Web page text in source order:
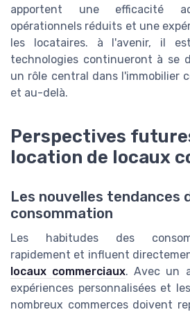
apportent une efficacité
opérationnels réduits et une
les locataires. à l'avenir, il
technologies continueront à se
un rôle central dans l'immobilier
et au-delà.
Perspectives
location de locaux
Les nouvelles tendances
consommation
Les habitudes des
rapidement et influent
locaux commerciaux. Avec un
expériences personnalisées et
nombreux commerces doivent